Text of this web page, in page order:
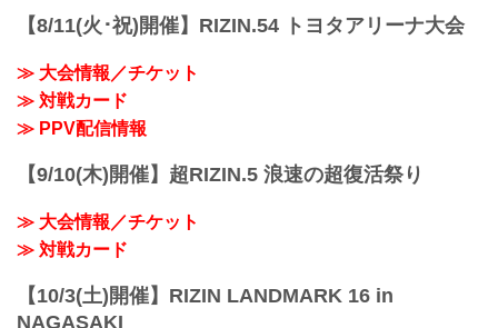
【8/11(火･祝)開催】RIZIN.54 トヨタアリーナ大会
≫ 大会情報／チケット
≫ 対戦カード
≫ PPV配信情報
【9/10(木)開催】超RIZIN.5 浪速の超復活祭り
≫ 大会情報／チケット
≫ 対戦カード
【10/3(土)開催】RIZIN LANDMARK 16 in
NAGASAKI